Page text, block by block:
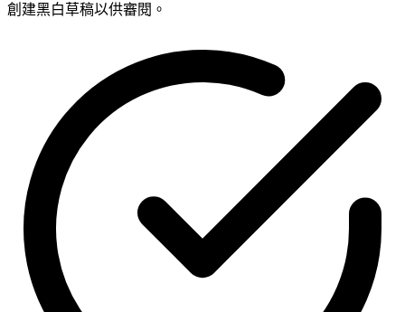
創建黑白草稿以供審閱。